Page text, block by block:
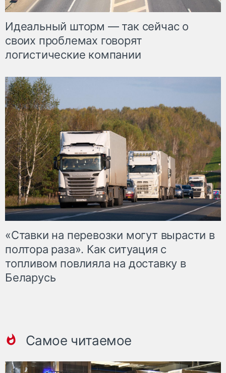
Идеальный шторм — так сейчас о
своих проблемах говорят
логистические компании
«Ставки на перевозки могут вырасти в
полтора раза». Как ситуация с
топливом повлияла на доставку в
Беларусь
Самое читаемое